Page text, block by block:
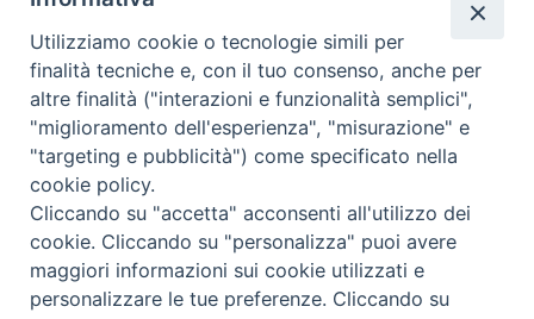
Dove siamo
contatti
Area riservata
Utilizziamo cookie o tecnologie simili per
finalità tecniche e, con il tuo consenso, anche per
altre finalità ("interazioni e funzionalità semplici",
"miglioramento dell'esperienza", "misurazione" e
"targeting e pubblicità") come specificato nella
cookie policy.
Cliccando su "accetta" acconsenti all'utilizzo dei
cookie. Cliccando su "personalizza" puoi avere
maggiori informazioni sui cookie utilizzati e
personalizzare le tue preferenze. Cliccando su